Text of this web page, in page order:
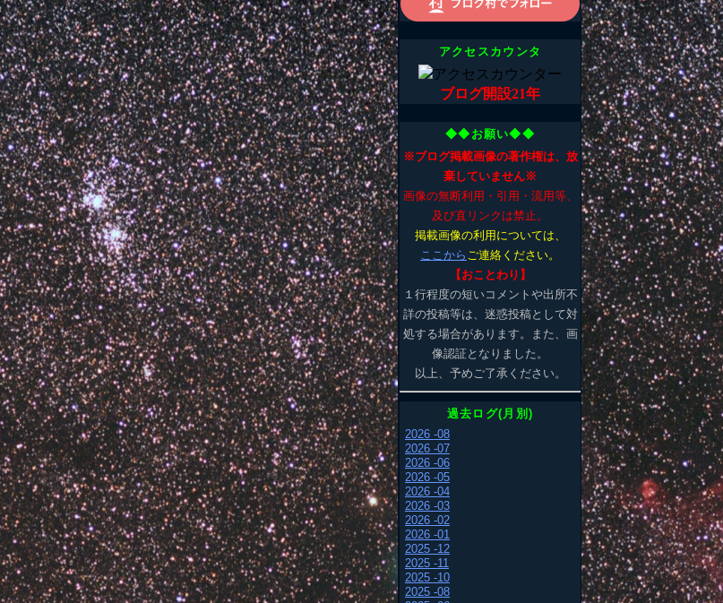
アクセスカウンタ
ブログ開設21年
◆◆お願い◆◆
※ブログ掲載画像の著作権は、放
棄していません※
画像の無断利用・引用・流用等、
及び直リンクは禁止。
掲載画像の利用については、
ここから ご連絡ください。
【おことわり】
１行程度の短いコメントや出所不
詳の投稿等は、迷惑投稿として対
処する場合があります。また、画
像認証となりました。
以上、予めご了承ください。
過去ログ(月別)
2026 -08
2026 -07
2026 -06
2026 -05
2026 -04
2026 -03
2026 -02
2026 -01
2025 -12
2025 -11
2025 -10
2025 -08